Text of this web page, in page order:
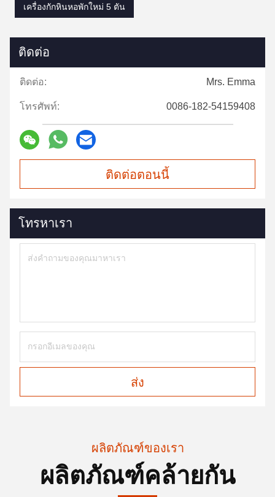
เครื่องกักหินหอพักใหม่ 5 ตัน
ติดต่อ
ติดต่อ: Mrs. Emma
โทรศัพท์: 0086-182-54159408
ติดต่อตอนนี้
โทรหาเรา
ส่ง
ผลิตภัณฑ์ของเรา
ผลิตภัณฑ์คล้ายกัน